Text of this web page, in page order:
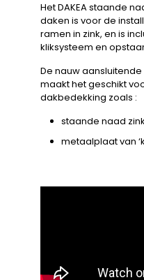
Het DAKEA staande
daken is voor de
ramen in zink, en is
kliksysteem en
De nauw
maakt het geschikt
dakbedekking zoals :
staande naad zink
metaalplaat van